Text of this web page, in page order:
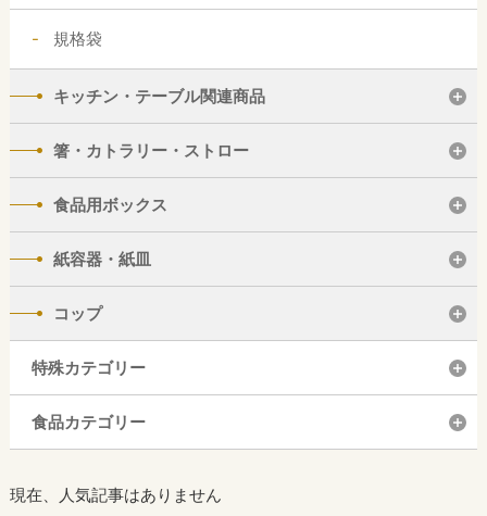
規格袋
キッチン・テーブル関連商品
箸・カトラリー・ストロー
食品用ボックス
紙容器・紙皿
コップ
特殊カテゴリー
食品カテゴリー
現在、人気記事はありません